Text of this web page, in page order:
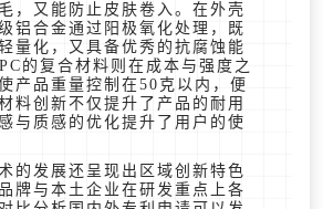
，又能防止皮肤卷入。在外壳
铝合金通过阳极氧化处理，既
量化，又具备优秀的抗腐蚀能
的复合材料则在成本与强度之
产品重量控制在50克以内，便
料创新不仅提升了产品的耐用
与质感的优化提升了用户的使
的发展还呈现出区域创新特色
牌与本土企业在研发重点上各